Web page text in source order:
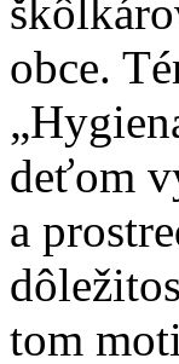
obce.
deťom
a
tom